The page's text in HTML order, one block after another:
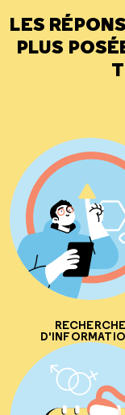
LES
PLUS
RECHERCHE